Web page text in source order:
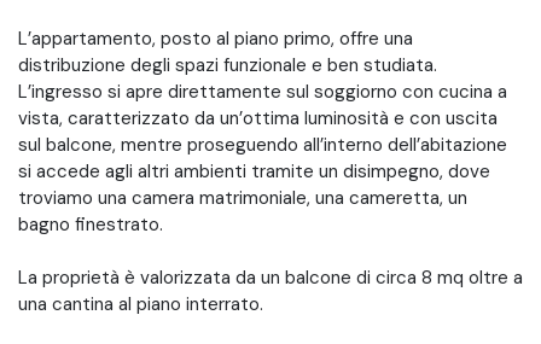
L’appartamento, posto al piano primo, offre una
distribuzione degli spazi funzionale e ben studiata.
L’ingresso si apre direttamente sul soggiorno con cucina a
vista, caratterizzato da un’ottima luminosità e con uscita
sul balcone, mentre proseguendo all’interno dell’abitazione
si accede agli altri ambienti tramite un disimpegno, dove
troviamo una camera matrimoniale, una cameretta, un
bagno finestrato.
La proprietà è valorizzata da un balcone di circa 8 mq oltre a
una cantina al piano interrato.